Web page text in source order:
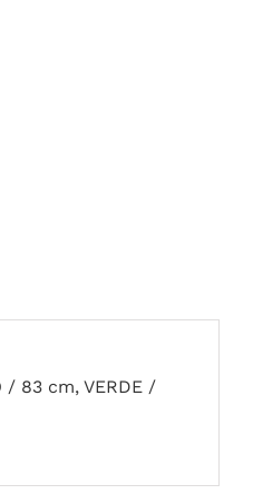
/ 83 cm, VERDE /